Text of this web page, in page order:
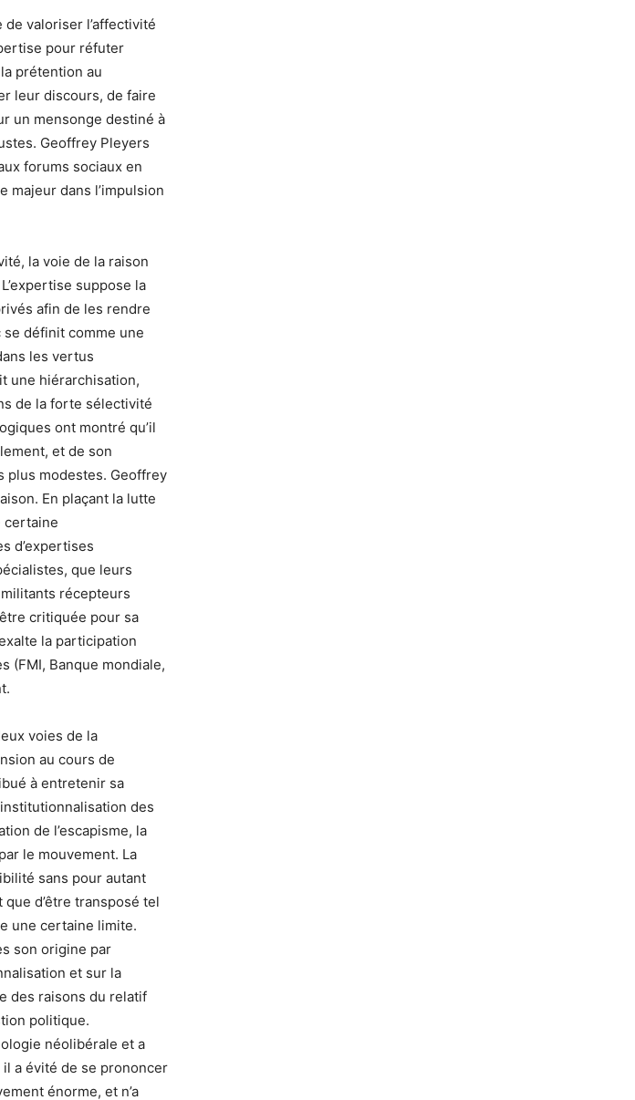
de valoriser l’affectivité
pour réfuter
prétention au
leur discours, de faire
un mensonge destiné à
Geoffrey Pleyers
forums sociaux en
majeur dans l’impulsion
la voie de la raison
suppose la
afin de les rendre
définit comme une
les vertus
une hiérarchisation,
de la forte sélectivité
ont montré qu’il
et de son
plus modestes. Geoffrey
En plaçant la lutte
certaine
d’expertises
que leurs
récepteurs
critiquée pour sa
la participation
(FMI, Banque mondiale,
voies de la
au cours de
à entretenir sa
des
de l’escapisme, la
le mouvement. La
sans pour autant
d’être transposé tel
une certaine limite.
son origine par
et sur la
des raisons du relatif
politique.
néolibérale et a
a évité de se prononcer
énorme, et n’a